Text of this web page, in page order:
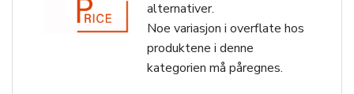
alternativer.
Noe variasjon i overflate hos
produktene i denne
kategorien må påregnes.